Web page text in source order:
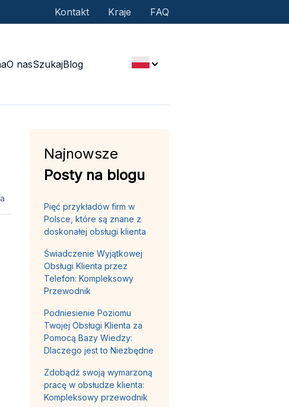
Kontakt Kraje FAQ
O nasSzukajBlog
Najnowsze
Posty na blogu
Pięć przykładów firm w
Polsce, które są znane z
doskonałej obsługi klienta
Świadczenie Wyjątkowej
Obsługi Klienta przez
Telefon: Kompleksowy
Przewodnik
Podniesienie Poziomu
Twojej Obsługi Klienta za
Pomocą Bazy Wiedzy:
Dlaczego jest to Niezbędne
Zdobądź swoją wymarzoną
pracę w obsłudze klienta:
Kompleksowy przewodnik